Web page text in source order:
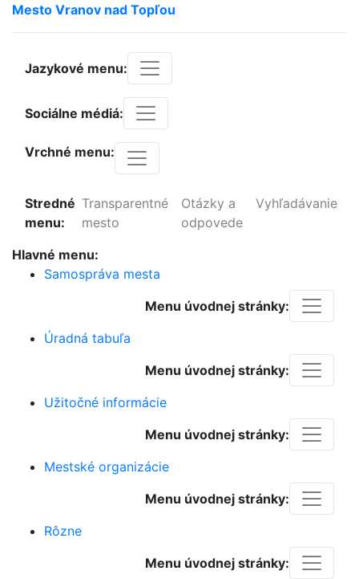
Mesto Vranov nad Topľou
Jazykové menu:
Sociálne médiá:
Vrchné menu:
Stredné
menu:
Transparentné
mesto
Otázky a
odpovede
Vyhľadávanie
Hlavné menu:
Samospráva mesta
Menu úvodnej stránky:
Úradná tabuľa
Menu úvodnej stránky:
Užitočné informácie
Menu úvodnej stránky:
Mestské organizácie
Menu úvodnej stránky:
Rôzne
Menu úvodnej stránky: